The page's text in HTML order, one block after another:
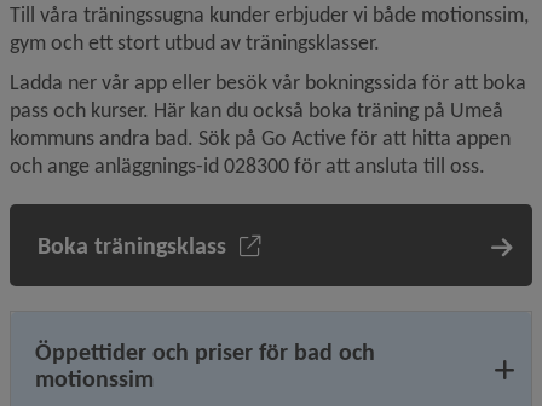
Till våra träningssugna kunder erbjuder vi både motionssim,
gym och ett stort utbud av träningsklasser.
Ladda ner vår app eller besök vår bokningssida för att boka
pass och kurser. Här kan du också boka träning på Umeå
kommuns andra bad. Sök på Go Active för att hitta appen
och ange anläggnings-id 028300 för att ansluta till oss.
Boka träningsklass
Öppettider och priser för bad och
motionssim